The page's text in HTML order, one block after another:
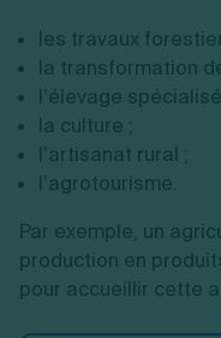
les travaux
la transformation
l’élevage
la culture ;
l’artisanat rural ;
l’agrotourisme.
Par exemple, un
production en
pour accueillir cette